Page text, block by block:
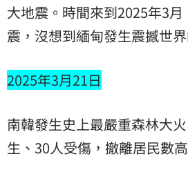
大地震。時間來到2025年3
震，沒想到緬甸發生震撼世
2025年3月21日
南韓發生史上最嚴重森林大
生、30人受傷，撤離居民數